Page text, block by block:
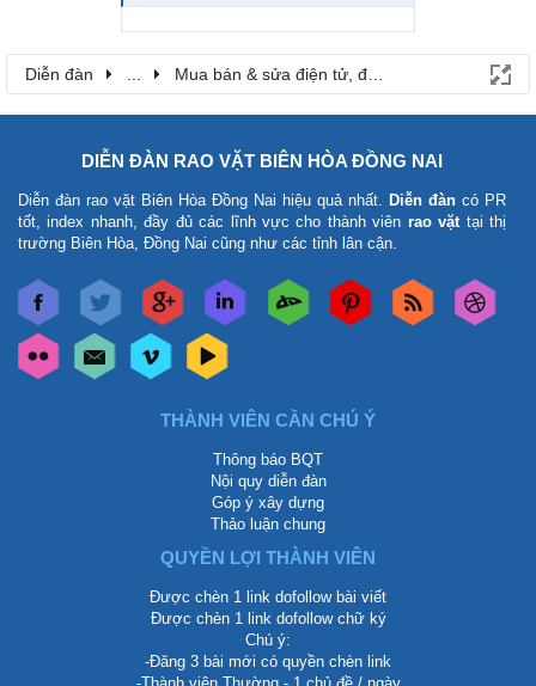
Diễn đàn Mua bán & sửa điện tử, điện lạnh
DIỄN ĐÀN RAO VẶT BIÊN HÒA ĐỒNG NAI
Diễn đàn rao vặt Biên Hòa Đồng Nai hiệu quả nhất. Diễn đàn có PR
tốt, index nhanh, đầy đủ các lĩnh vực cho thành viên rao vặt tại thị
trường Biên Hòa, Đồng Nai cũng như các tỉnh lân cận.
THÀNH VIÊN CẦN CHÚ Ý
Thông báo BQT
Nội quy diễn đàn
Góp ý xây dựng
Thảo luận chung
QUYỀN LỢI THÀNH VIÊN
Được chèn 1 link dofollow bài viết
Được chèn 1 link dofollow chữ ký
Chú ý:
-Đăng 3 bài mới có quyền chèn link